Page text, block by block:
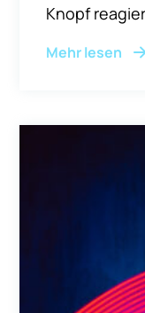
Knopf
offline?
Mehr lesen